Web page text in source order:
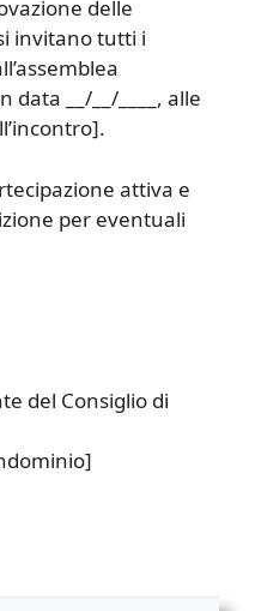
delle
invitano tutti i
__/__/____, alle
attiva e
per eventuali
del Consiglio di